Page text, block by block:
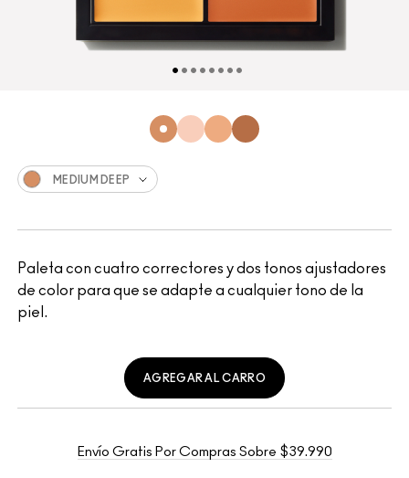
Paleta con cuatro correctores y dos tonos ajustadores
de color para que se adapte a cualquier tono de la
piel.
MEDIUM DEEP
AGREGAR AL CARRO
Envío Gratis Por Compras Sobre $39.990